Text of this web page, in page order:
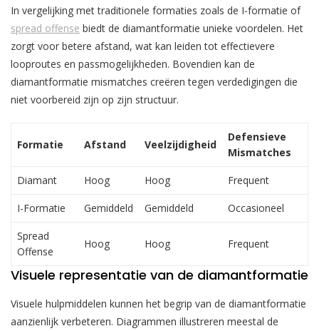
In vergelijking met traditionele formaties zoals de I-formatie of
spread offense biedt de diamantformatie unieke voordelen. Het
zorgt voor betere afstand, wat kan leiden tot effectievere
looproutes en passmogelijkheden. Bovendien kan de
diamantformatie mismatches creëren tegen verdedigingen die
niet voorbereid zijn op zijn structuur.
Formatie Afstand Veelzijdigheid
Defensieve
Mismatches
Diamant Hoog Hoog Frequent
I-Formatie Gemiddeld Gemiddeld Occasioneel
Spread
Offense
Hoog Hoog Frequent
Visuele representatie van de diamantformatie
Visuele hulpmiddelen kunnen het begrip van de diamantformatie
aanzienlijk verbeteren. Diagrammen illustreren meestal de